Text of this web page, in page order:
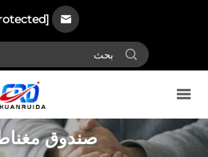
[email protected]
صندوق